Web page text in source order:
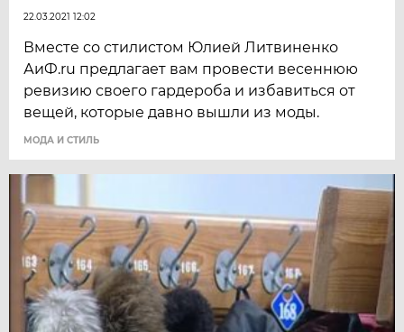
22.03.2021 12:02
Вместе со стилистом Юлией Литвиненко
АиФ.ru предлагает вам провести весеннюю
ревизию своего гардероба и избавиться от
вещей, которые давно вышли из моды.
МОДА И СТИЛЬ